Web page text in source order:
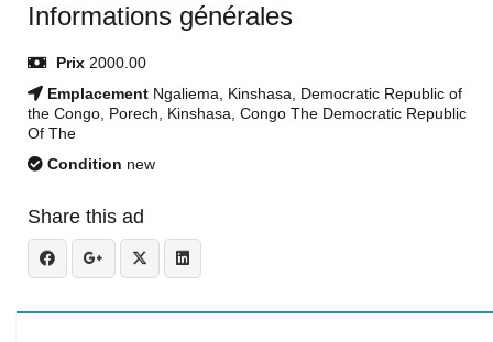
Informations générales
Prix 2000.00
Emplacement Ngaliema, Kinshasa, Democratic Republic of
the Congo, Porech, Kinshasa, Congo The Democratic Republic
Of The
Condition new
Share this ad